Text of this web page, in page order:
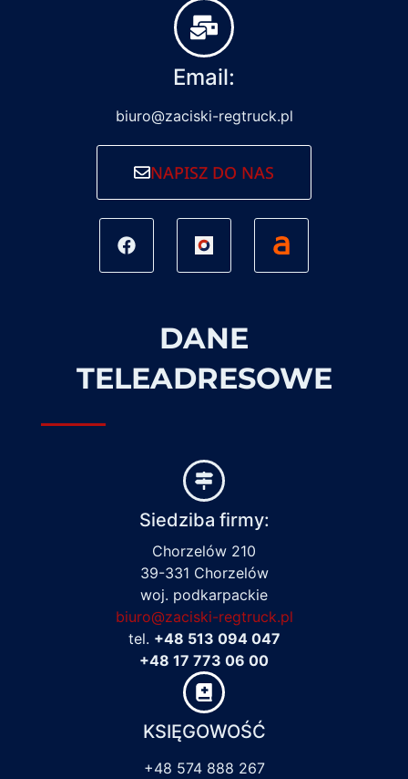
Email:
biuro@zaciski-regtruck.pl
NAPISZ DO NAS
DANE
TELEADRESOWE
Siedziba firmy:
Chorzelów 210
39-331 Chorzelów
woj. podkarpackie
biuro@zaciski-regtruck.pl
tel. +48 513 094 047
+48 17 773 06 00
KSIĘGOWOŚĆ
+48 574 888 267